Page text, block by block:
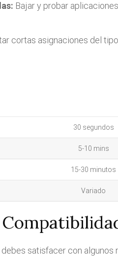
Bajar y probar
cortas asignaciones del
30 segundos
5-10 mins
15-30 minutos
Variado
satisfacer con